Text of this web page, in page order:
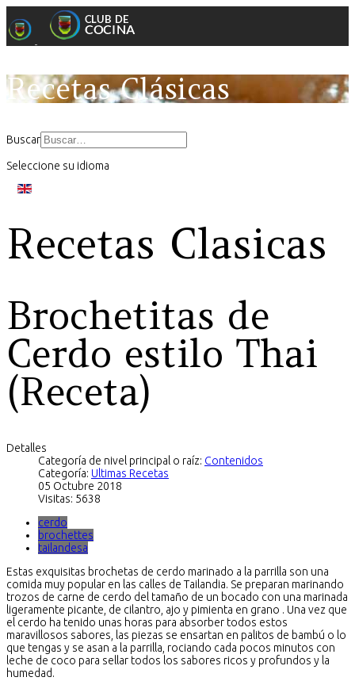
Recetas Clásicas
Buscar
Seleccione su idioma
Recetas Clasicas
Brochetitas de
Cerdo estilo Thai
(Receta)
Detalles
Categoría de nivel principal o raíz: Contenidos
Categoría: Ultimas Recetas
05 Octubre 2018
Visitas: 5638
cerdo
brochettes
tailandesa
Estas exquisitas brochetas de cerdo marinado a la parrilla son una
comida muy popular en las calles de Tailandia. Se preparan marinando
trozos de carne de cerdo del tamaño de un bocado con una marinada
ligeramente picante, de cilantro, ajo y pimienta en grano . Una vez que
el cerdo ha tenido unas horas para absorber todos estos
maravillosos sabores, las piezas se ensartan en palitos de bambú o lo
que tengas y se asan a la parrilla, rociando cada pocos minutos con
leche de coco para sellar todos los sabores ricos y profundos y la
humedad.